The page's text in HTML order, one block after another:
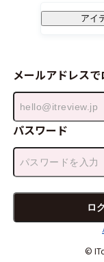
アイ
メールアドレス
パスワード
©